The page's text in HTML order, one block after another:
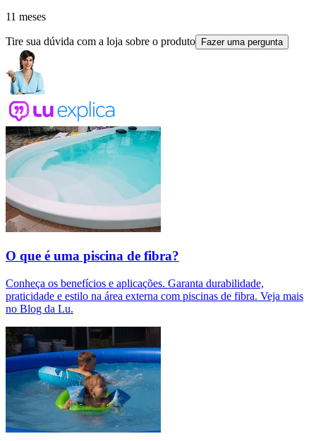
11 meses
Tire sua dúvida com a loja sobre o produto Fazer uma pergunta
O que é uma piscina de fibra?
Conheça os benefícios e aplicações. Garanta durabilidade,
praticidade e estilo na área externa com piscinas de fibra. Veja mais
no Blog da Lu.